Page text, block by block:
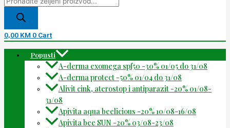
0,00 KM 0 Cart
Popusti
A-derma exomega spf50 -30% 01/05 do 31/08
A-derma protect -50% 01/04 do 31/08
Alivit cink, aterostop i antiparazit -20% 01/08-
31/08
Apivita aqua beelicious -20% 10/08-16/08
Apivita bee SUN -20% 03/08-23/08